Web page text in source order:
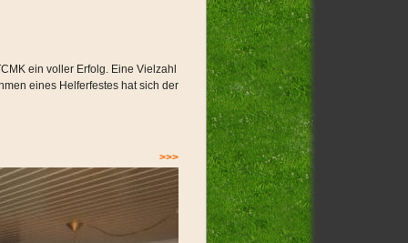
ein voller Erfolg. Eine Vielzahl
eines Helferfestes hat sich der
>>>